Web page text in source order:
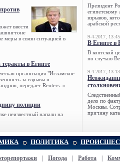
ввести
меры в связи ситуацией в
теракты в Египте
организация "Исламское
за взрывы в
передает Reuters..»
полиции
неизвестный напали на
Президент
египетскому
взрывов,
арабской
9-4-2017, 13:45
В Египте в
В коптской
по случаю
9-4-2017, 13:13
дело по
Москвы.
причину
ПОЛИТИКА
Погода Работа